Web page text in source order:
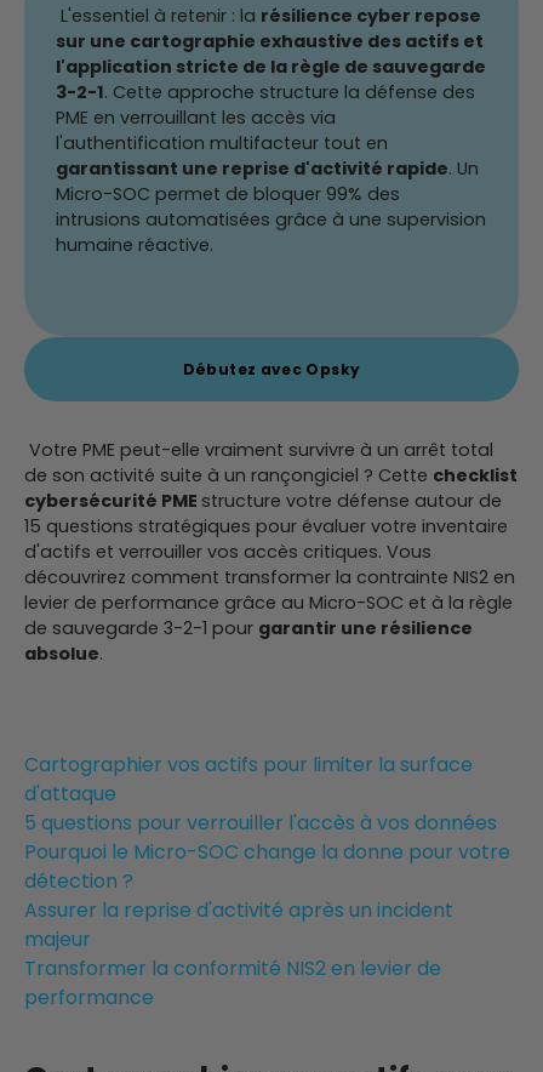
L'essentiel à retenir : la résilience cyber repose
sur une cartographie exhaustive des actifs et
l'application stricte de la règle de sauvegarde
3-2-1. Cette approche structure la défense des
PME en verrouillant les accès via
l'authentification multifacteur tout en
garantissant une reprise d'activité rapide. Un
Micro-SOC permet de bloquer 99% des
intrusions automatisées grâce à une supervision
humaine réactive.
Débutez avec Opsky
Votre PME peut-elle vraiment survivre à un arrêt total
de son activité suite à un rançongiciel ? Cette checklist
cybersécurité PME structure votre défense autour de
15 questions stratégiques pour évaluer votre inventaire
d'actifs et verrouiller vos accès critiques. Vous
découvrirez comment transformer la contrainte NIS2 en
levier de performance grâce au Micro-SOC et à la règle
de sauvegarde 3-2-1 pour garantir une résilience
absolue.
Cartographier vos actifs pour limiter la surface
d'attaque
5 questions pour verrouiller l'accès à vos données
Pourquoi le Micro-SOC change la donne pour votre
détection ?
Assurer la reprise d'activité après un incident
majeur
Transformer la conformité NIS2 en levier de
performance